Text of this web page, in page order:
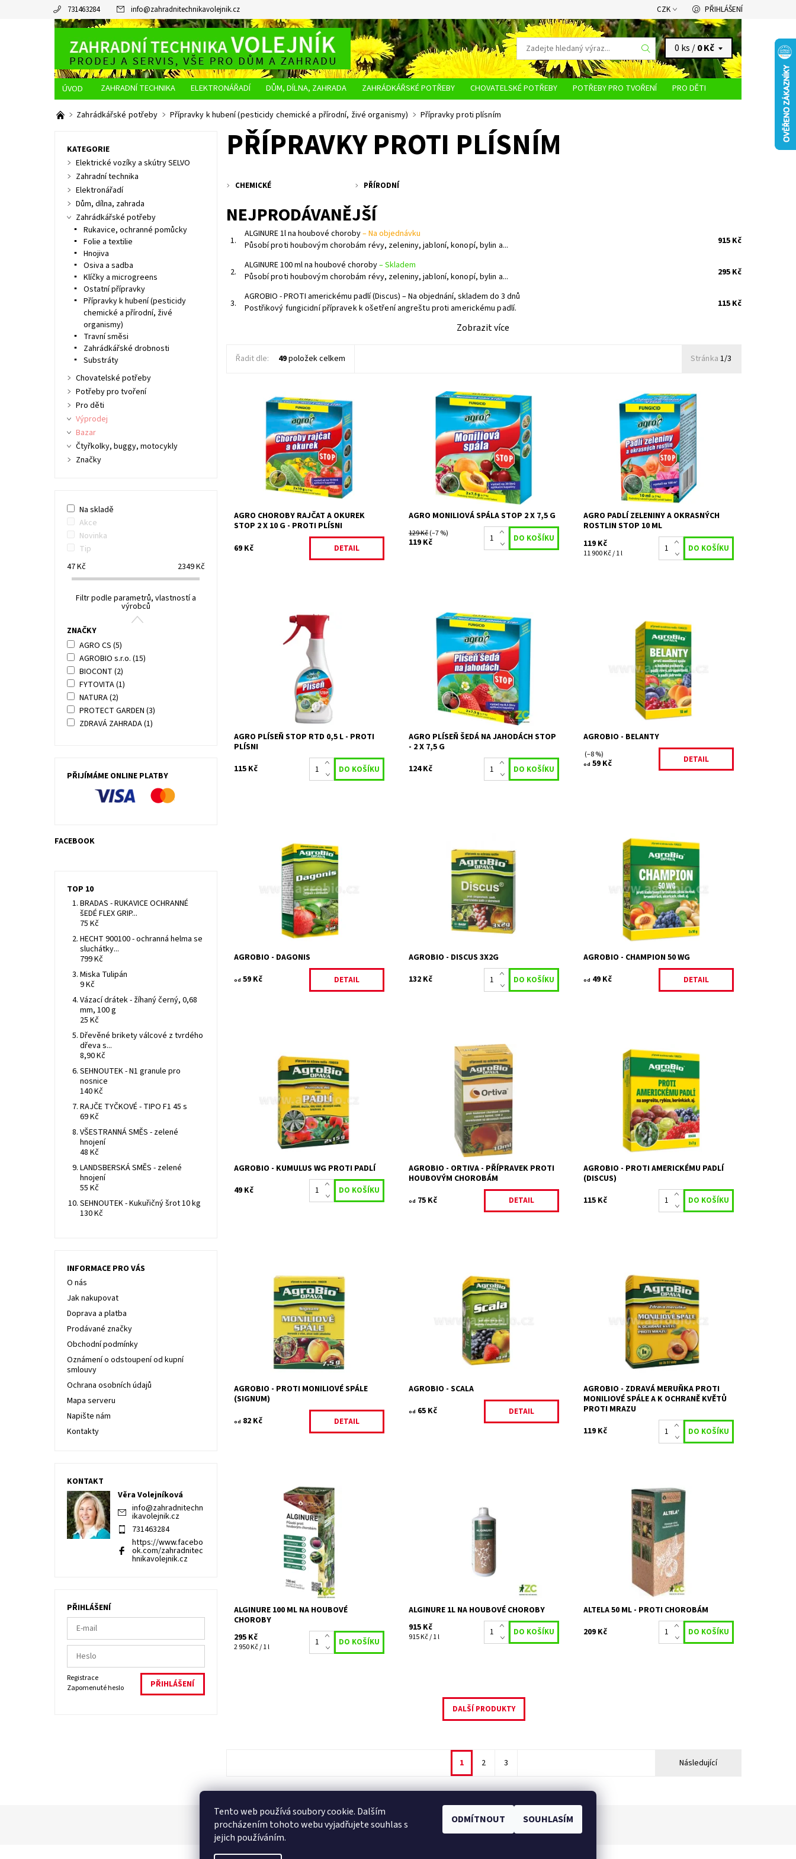
731463284 info@zahradnitechnikavolejnik.cz CZK PŘIHLÁŠENÍ
0 ks /0 Kč
ZAHRADNÍ TECHNIKA ELEKTRONÁŘADÍ DŮM, DÍLNA, ZAHRADA ZAHRÁDKÁŘSKÉ POTŘEBY CHOVATELSKÉ POTŘEBY POTŘEBY PRO TVOŘENÍ
PRO DĚTI
O NÁS
JAK NAKUPOVAT DOPRAVA A PLATBA OBCHODNÍ PODMÍNKY OCHRANA OSOBNÍCH ÚDAJŮ NAPIŠTE NÁM
Zahrádkářské potřeby Přípravky k hubení (pesticidy chemické a přírodní, živé organismy) Přípravky proti plísním
PŘÍPRAVKY PROTI PLÍSNÍM
CHEMICKÉ PŘÍRODNÍ
NEJPRODÁVANĚJŠÍ
1.
ALGINURE 1l na houbové choroby–Na objednávku
Působí proti houbovým chorobám révy, zeleniny, jabloní, konopí, bylin a...
915 Kč
2.
ALGINURE 100 ml na houbové choroby–Skladem
Působí proti houbovým chorobám révy, zeleniny, jabloní, konopí, bylin a...
295 Kč
3.
AGROBIO - PROTI americkému padlí (Discus) –Na objednání, skladem do 3 dnů
Postřikový fungicidní přípravek k ošetření angreštu proti americkému padlí.
115 Kč
Zobrazit více
Řadit dle: 49položek celkem Stránka 1/3
Používejte k ochraně proti plísním okurek
a rajčat a také brambor, cibule, révy.
Dostupnost:
Momentálně
nedostupné
19571
AGRO CS
AGRO CHOROBY RAJČAT A OKUREK
STOP 2 X 10 G - PROTI PLÍSNI
69 Kč
DETAIL
AGRO Moniliová spála STOP je fungicid se
systémovým účinkem ve formě granulí s 2
novými účinnými látkami (minimální riziko
vytvoření rezistence)....
Dostupnost:
Na objednání, skladem
do 5 dnů
26596
Značka:
AGRO CS
AGRO MONILIOVÁ SPÁLA STOP 2 X 7,5 G
129 Kč(–7 %)
119 Kč
AGRO Padlí zeleniny a okrasných rostlin
STOP je účinný postřikový fungicid proti
Dostupnost:
Na objednání, skladem
do 3 dnů
19772
AGRO PADLÍ ZELENINY A OKRASNÝCH
ROSTLIN STOP 10 ML
119 Kč
11 900 Kč / 1 l
Fungicid se systémovým účinkem
Skladem 4 ks
19544
AGRO CS
AGRO PLÍSEŇ STOP RTD 0,5 L - PROTI
PLÍSNI
115 Kč
AGRO Plíseň šedá na jahodách STOP je
fungicid se systémovým účinkem ve
formě granulí s 2 novými účinnými látkami
(minimální riziko vytvoření...
Dostupnost:
Objednáno
26653
AGRO CS
AGRO PLÍSEŇ ŠEDÁ NA JAHODÁCH STOP
- 2 X 7,5 G
124 Kč
Fungicidní přípravek proti moniliové spále
a hnilobě broskvoní, meruněk, třešní, višní
a slivoní a proti padlí révy a dalším
Skladem 5 ks
27649/18
AGROBIO s.r.o.
AGROBIO - BELANTY
(–8 %)
od 59 Kč DETAIL
Fungicidní přípravek k ochraně ovoce a
zeleniny proti houbovým chorobám,
včetně hlízenky obecné (sclerotinia =
půdní choroba).
Skladem 8 ks
26662/6 M
AGROBIO s.r.o.
AGROBIO - DAGONIS
od 59 Kč DETAIL
Postřikový fungicidní přípravek k ošetření
jabloní proti strupovitosti, padlí
jabloňovému, angreštu proti americkému
padlí nebo růží proti padlí.
Dostupnost:
Na objednání, skladem
do 3 dnů
24669
AGROBIO s.r.o.
AGROBIO - DISCUS 3X2G
132 Kč
Kontaktní fungicidní a baktericidní
přípravek k ochraně proti houbovým a
bakteriálním chorobám rostlin a k ochraně
květů meruněk proti mrazu.
Dostupnost:
Skladem 9 ks
26848/2 X
AGROBIO s.r.o.
AGROBIO - CHAMPION 50 WG
od 49 Kč DETAIL
Fungicidní přípravek na ochranu proti padlí
v sadech, vinicích nebo v zelenině.
Dostupnost:
Skladem 14 ks
25984
AGROBIO - KUMULUS WG PROTI PADLÍ
49 Kč
Ortiva je fungicidní přípravek k ochraně
zeleniny proti houbovým chorobám.
Na objednání, skladem
do 5 dnů
22722/10
AGROBIO s.r.o.
AGROBIO - ORTIVA - PŘÍPRAVEK PROTI
HOUBOVÝM CHOROBÁM
od 75 Kč DETAIL
Postřikový fungicidní přípravek k ošetření
angreštu proti americkému padlí.
Na objednání, skladem
do 3 dnů
80/1947
AGROBIO s.r.o.
AGROBIO - PROTI AMERICKÉMU PADLÍ
(DISCUS)
115 Kč
Fungicidní přípravek proti moniliové spále
meruněk, višní a plísni šedé u jahodníku.
Dostupnost:
Skladem 12 ks
24672/7-5
AGROBIO s.r.o.
AGROBIO - PROTI MONILIOVÉ SPÁLE
(SIGNUM)
od 82 Kč DETAIL
Fungicidní přípravek proti strupovitosti
jádrovin a plísni šedé na jahodníku a révě
Skladem
26851/10
AGROBIO s.r.o.
AGROBIO - SCALA
od 65 Kč DETAIL
Souprava dvou přípravků ( Signum a
Champion 50 WG) pro ošetření meruněk
proti moniliové spále a k ochraně květů
Dostupnost:
Skladem 5 ks
AGROBIO s.r.o.
AGROBIO - ZDRAVÁ MERUŇKA PROTI
MONILIOVÉ SPÁLE A K OCHRANĚ KVĚTŮ
PROTI MRAZU
119 Kč
Působí proti houbovým chorobám révy,
zeleniny, jabloní, konopí, bylin a
okrasných rostlin.
Skladem 2 ks
80/2024
BIOCONT
ALGINURE 100 ML NA HOUBOVÉ
CHOROBY
295 Kč
2 950 Kč / 1 l
Působí proti houbovým chorobám révy,
zeleniny, jabloní, konopí, bylin a
Na objednávku
80/2025
BIOCONT
ALGINURE 1L NA HOUBOVÉ CHOROBY
915 Kč
915 Kč / 1 l
ALTELA je kontaktně působící produkt,
který omezuje vývoj patogenních hub a
bakterií na povrchu rostlin.
Skladem 1 ks
19802
ALTELA 50 ML - PROTI CHOROBÁM
209 Kč
DALŠÍ PRODUKTY
Následující
1 2 3
KATEGORIE
Elektrické vozíky a skútry SELVO
Zahradní technika
Elektronářadí
Dům, dílna, zahrada
Zahrádkářské potřeby
Rukavice, ochranné pomůcky
Folie a textilie
Hnojiva
Osiva a sadba
Klíčky a microgreens
Ostatní přípravky
Přípravky k hubení (pesticidy
chemické a přírodní, živé
organismy)
Travní směsi
Zahrádkářské drobnosti
Substráty
Chovatelské potřeby
Potřeby pro tvoření
Pro děti
Výprodej
Bazar
Čtyřkolky, buggy, motocykly
Značky
Na skladě
Akce
Novinka
Tip
47Kč 2349Kč
Filtr podle parametrů, vlastností a
výrobců
ZNAČKY
AGRO CS (5)
AGROBIO s.r.o. (15)
BIOCONT (2)
FYTOVITA(1)
NATURA(2)
PROTECT GARDEN (3)
ZDRAVÁ ZAHRADA(1)
PŘIJÍMÁME ONLINE PLATBY
FACEBOOK
TOP 10
BRADAS - RUKAVICE OCHRANNÉ
šEDÉ FLEX GRIP...
75 Kč
HECHT 900100 - ochranná helma se
sluchátky...
799 Kč
Miska Tulipán
9 Kč
Vázací drátek - žíhaný černý, 0,68
mm, 100 g
25 Kč
Dřevěné brikety válcové z tvrdého
dřeva s...
8,90 Kč
SEHNOUTEK - N1 granule pro
nosnice
140 Kč
RAJČE TYČKOVÉ - TIPO F1 45 s
69 Kč
VŠESTRANNÁ SMĚS - zelené
hnojení
48 Kč
LANDSBERSKÁ SMĚS - zelené
hnojení
55 Kč
SEHNOUTEK - Kukuřičný šrot 10 kg
130 Kč
INFORMACE PRO VÁS
O nás
Jak nakupovat
Doprava a platba
Prodávané značky
Obchodní podmínky
Oznámení o odstoupení od kupní
smlouvy
Ochrana osobních údajů
Mapa serveru
Napište nám
Kontakty
KONTAKT
Věra Volejníková
info@zahradnitechn
ikavolejnik.cz
731463284
https://www.facebo
ok.com/zahradnitec
hnikavolejnik.cz
PŘIHLÁŠENÍ
Registrace
Zapomenuté heslo
Facebook | Heureka.cz Zboží.cz
Tento web používá soubory cookie. Dalším
procházením tohoto webu vyjadřujete souhlas s
jejich používáním.
ODMÍTNOUT SOUHLASÍM